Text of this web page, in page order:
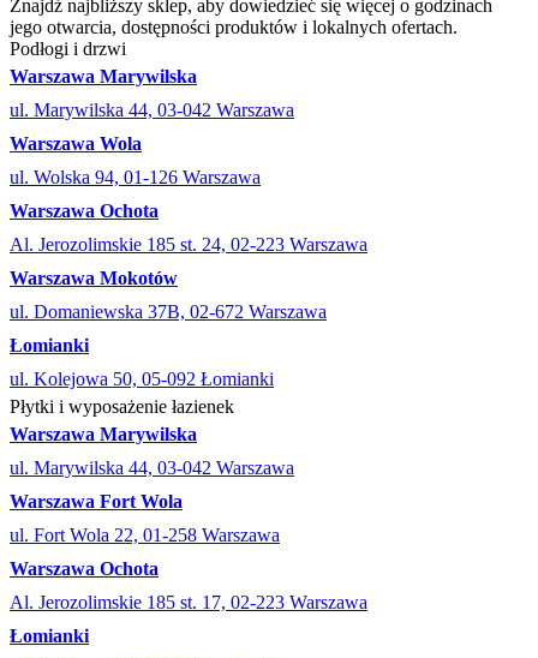
Znajdź najbliższy sklep, aby dowiedzieć się więcej o godzinach
jego otwarcia, dostępności produktów i lokalnych ofertach.
Podłogi i drzwi
Warszawa Marywilska
ul. Marywilska 44, 03-042 Warszawa
Warszawa Wola
ul. Wolska 94, 01-126 Warszawa
Warszawa Ochota
Al. Jerozolimskie 185 st. 24, 02-223 Warszawa
Warszawa Mokotów
ul. Domaniewska 37B, 02-672 Warszawa
Łomianki
ul. Kolejowa 50, 05-092 Łomianki
Płytki i wyposażenie łazienek
Warszawa Marywilska
ul. Marywilska 44, 03-042 Warszawa
Warszawa Fort Wola
ul. Fort Wola 22, 01-258 Warszawa
Warszawa Ochota
Al. Jerozolimskie 185 st. 17, 02-223 Warszawa
Łomianki